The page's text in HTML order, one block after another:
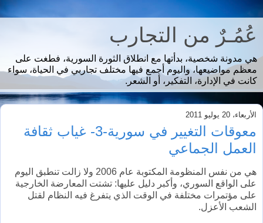
عُمُـرٌ من التجارب
هي مدونة شخصية، بدأتها مع انطلاق الثورة السورية، فطغت على
معظم مواضيعها، واليوم أجمع فيها مختلف تجاربي في الحياة، سواء
كانت في الإدارة، التفكير، أو الشعر.
الأربعاء، 20 يوليو 2011
معوقات التغيير في سورية-3- غياب ثقافة
العمل الجماعي
هي من نفس المنظومة المكتوبة عام 2006 ولا زالت تنطبق اليوم
على الواقع السوري، وأكبر دليل عليها: تشتت المعارضة الخارجية
على مؤتمرات مختلفة في الوقت الذي يتفرغ فيه النظام لقتل
الشعب الأعزل.